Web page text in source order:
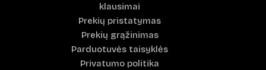
klausimai
Prekių pristatymas
Prekių grąžinimas
Parduotuvės taisyklės
Privatumo politika